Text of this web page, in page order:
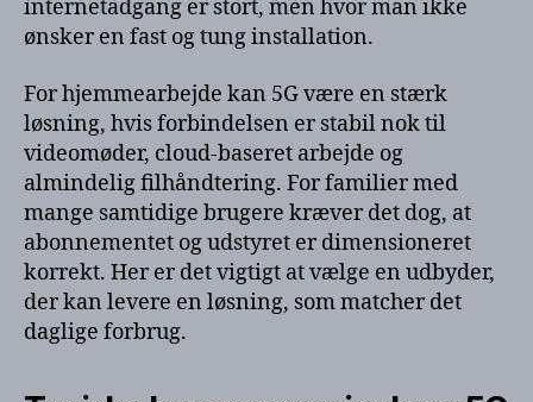
internetadgang er stort, men hvor man ikke
ønsker en fast og tung installation.
For hjemmearbejde kan 5G være en stærk
løsning, hvis forbindelsen er stabil nok til
videomøder, cloud-baseret arbejde og
almindelig filhåndtering. For familier med
mange samtidige brugere kræver det dog, at
abonnementet og udstyret er dimensioneret
korrekt. Her er det vigtigt at vælge en udbyder,
der kan levere en løsning, som matcher det
daglige forbrug.